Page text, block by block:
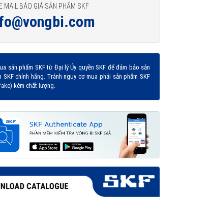
E MAIL BÁO GIÁ SẢN PHẨM SKF
sản phẩm SKF từ Đại lý Ủy quyền SKF để đảm bảo sản
SKF chính hãng. Tránh nguy cơ mua phải sản phẩm SKF
kém chất lượng.